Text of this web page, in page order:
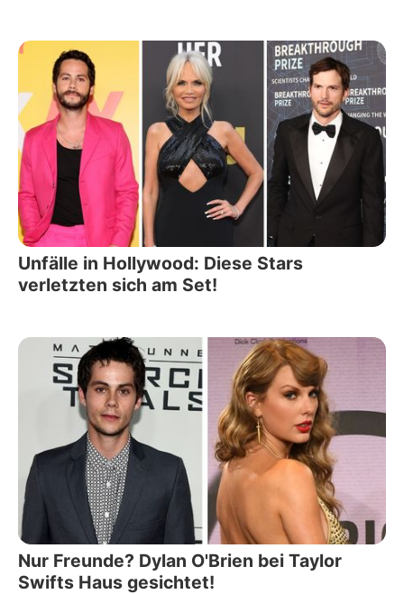
Unfälle in Hollywood: Diese Stars
verletzten sich am Set!
Nur Freunde? Dylan O'Brien bei Taylor
Swifts Haus gesichtet!